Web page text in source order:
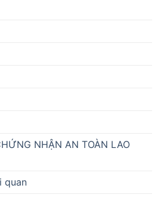
NHẬN AN TOÀN LAO
quan